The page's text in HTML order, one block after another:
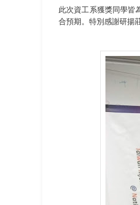
此次資工系獲獎同學皆
合預期。特別感謝研揚